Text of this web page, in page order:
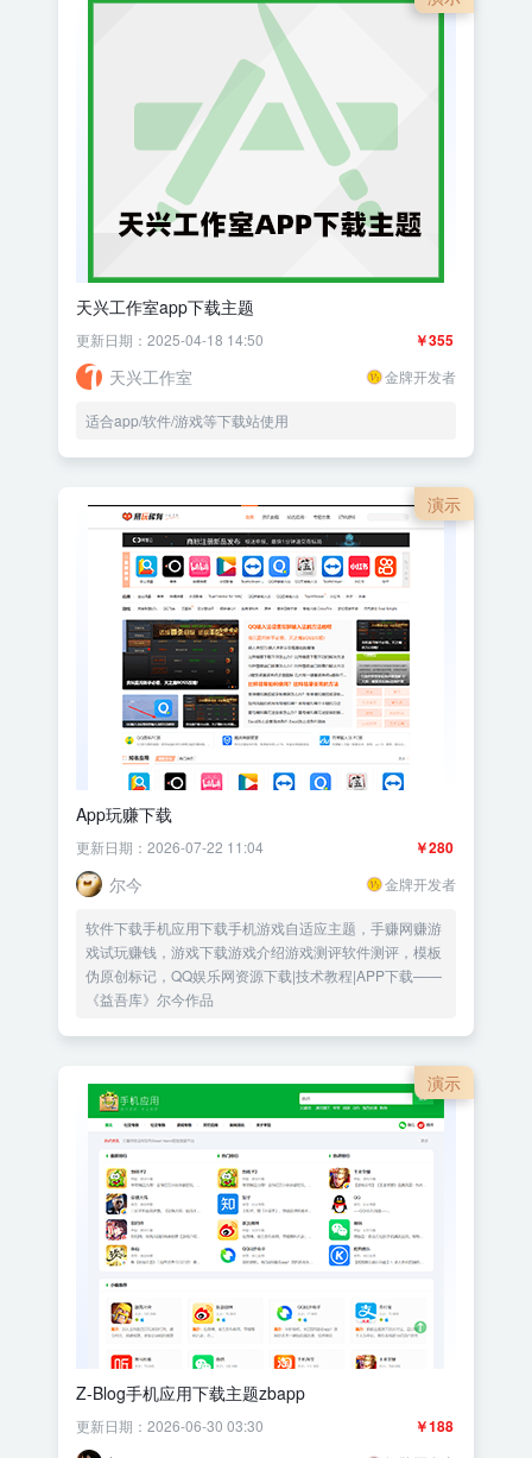
天兴工作室app下载主题
￥355
更新日期：2025-04-18 14:50
天兴工作室 金牌开发者
适合app/软件/游戏等下载站使用
演示
App玩赚下载
￥280
更新日期：2026-07-22 11:04
尔今 金牌开发者
软件下载手机应用下载手机游戏自适应主题，手赚网赚游
戏试玩赚钱，游戏下载游戏介绍游戏测评软件测评，模板
伪原创标记，QQ娱乐网资源下载|技术教程|APP下载——
《益吾库》尔今作品
演示
Z-Blog手机应用下载主题zbapp
￥188
更新日期：2026-06-30 03:30